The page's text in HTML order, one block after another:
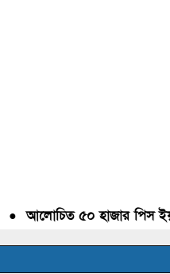
আলোচিত ৫০ হাজার পিস